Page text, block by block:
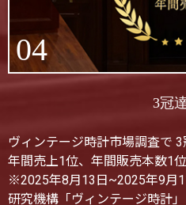
04
3冠
ヴィンテージ時計市場調査で
年間売上1位、年間販売本数1
※2025年8月13日~2025年9月
研究機構「ヴィンテージ時計